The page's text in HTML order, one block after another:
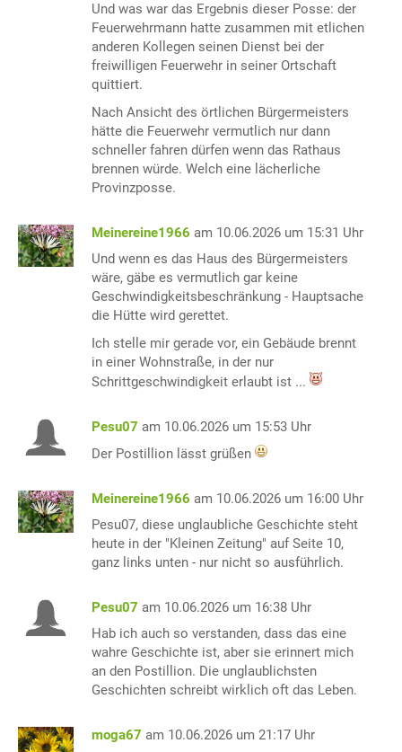
Und was war das Ergebnis dieser Posse: der
Feuerwehrmann hatte zusammen mit etlichen
anderen Kollegen seinen Dienst bei der
freiwilligen Feuerwehr in seiner Ortschaft
quittiert.
Nach Ansicht des örtlichen Bürgermeisters
hätte die Feuerwehr vermutlich nur dann
schneller fahren dürfen wenn das Rathaus
brennen würde. Welch eine lächerliche
Provinzposse.
Meinereine1966 am 10.06.2026 um 15:31 Uhr
Und wenn es das Haus des Bürgermeisters
wäre, gäbe es vermutlich gar keine
Geschwindigkeitsbeschränkung - Hauptsache
die Hütte wird gerettet.
Ich stelle mir gerade vor, ein Gebäude brennt
in einer Wohnstraße, in der nur
Schrittgeschwindigkeit erlaubt ist ...
Pesu07 am 10.06.2026 um 15:53 Uhr
Der Postillion lässt grüßen
Meinereine1966 am 10.06.2026 um 16:00 Uhr
Pesu07, diese unglaubliche Geschichte steht
heute in der "Kleinen Zeitung" auf Seite 10,
ganz links unten - nur nicht so ausführlich.
Pesu07 am 10.06.2026 um 16:38 Uhr
Hab ich auch so verstanden, dass das eine
wahre Geschichte ist, aber sie erinnert mich
an den Postillion. Die unglaublichsten
Geschichten schreibt wirklich oft das Leben.
moga67 am 10.06.2026 um 21:17 Uhr